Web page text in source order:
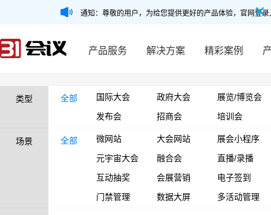
通知：尊敬的用户，为给您提供更好的产品体验，官网登
产品服务 解决方案 精彩案例
类型 全部 国际大会 政府大会
展览/博览会
发布会
招商会 培训会
场景 全部 微网站 大会网站
展会小程序
元宇宙大会
融合会
直播/录播
互动抽奖
会展营销
电子签到
门禁管理
数据大屏 多活动管理